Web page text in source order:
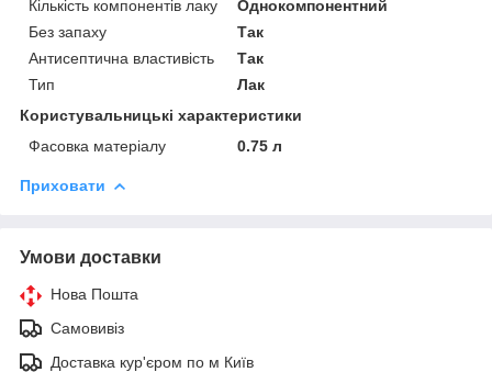
Кількість компонентів лаку
Однокомпонентний
Без запаху
Так
Антисептична властивість
Так
Тип
Лак
Користувальницькі характеристики
Фасовка матеріалу
0.75 л
Приховати
Умови доставки
Нова Пошта
Самовивіз
Доставка кур'єром по м Київ